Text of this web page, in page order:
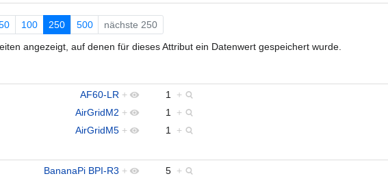
100 250 500 nächste 250
angezeigt, auf denen für dieses Attribut ein Datenwert gespeichert wurde.
AF60-LR + 1 +
AirGridM2 + 1 +
AirGridM5 + 1 +
BananaPi BPI-R3 + 5 +